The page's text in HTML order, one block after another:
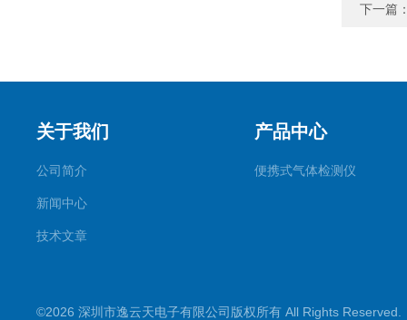
下一篇
关于我们
公司简介
新闻中心
技术文章
产品中心
便携式气体检测仪
©2026 深圳市逸云天电子有限公司版权所有 All Rights